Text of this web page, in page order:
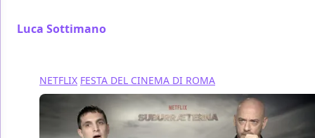
Luca Sottimano
NETFLIX FESTA DEL CINEMA DI ROMA